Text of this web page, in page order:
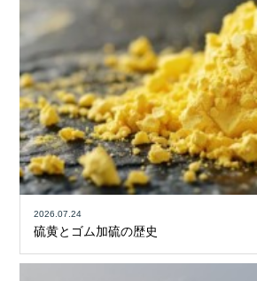
2026.07.24
硫黄とゴム加硫の歴史